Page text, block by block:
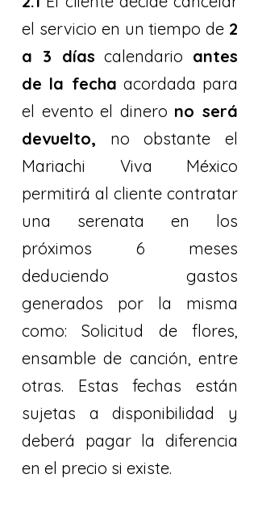
el servicio en un tiempo de 2
a 3 días calendario antes
de la fecha acordada para
el evento el dinero no será
devuelto, no obstante el
Mariachi Viva México
permitirá al cliente contratar
una serenata en los
próximos 6 meses
deduciendo gastos
generados por la misma
como: Solicitud de flores,
ensamble de canción, entre
otras. Estas fechas están
sujetas a disponibilidad y
deberá pagar la diferencia
en el precio si existe.